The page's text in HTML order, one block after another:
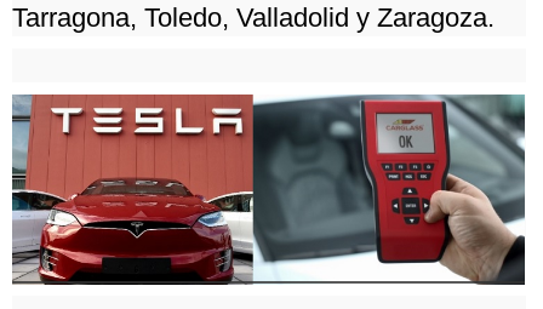
Tarragona, Toledo, Valladolid y Zaragoza.